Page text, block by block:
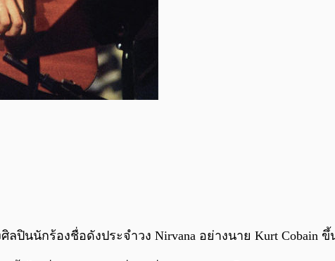
ลปินนักร้องชื่อดังประจำวง Nirvana อย่างนาย Kurt